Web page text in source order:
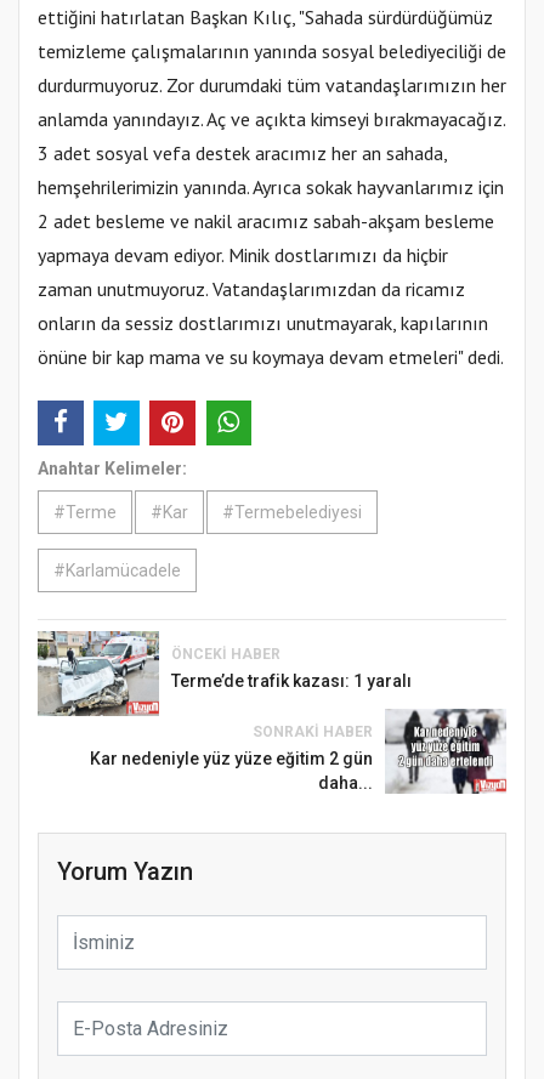
ettiğini hatırlatan Başkan Kılıç, "Sahada sürdürdüğümüz
temizleme çalışmalarının yanında sosyal belediyeciliği de
durdurmuyoruz. Zor durumdaki tüm vatandaşlarımızın her
anlamda yanındayız. Aç ve açıkta kimseyi bırakmayacağız.
3 adet sosyal vefa destek aracımız her an sahada,
hemşehrilerimizin yanında. Ayrıca sokak hayvanlarımız için
2 adet besleme ve nakil aracımız sabah-akşam besleme
yapmaya devam ediyor. Minik dostlarımızı da hiçbir
zaman unutmuyoruz. Vatandaşlarımızdan da ricamız
onların da sessiz dostlarımızı unutmayarak, kapılarının
önüne bir kap mama ve su koymaya devam etmeleri" dedi.
Anahtar Kelimeler:
#Terme #Kar #Termebelediyesi
#Karlamücadele
ÖNCEKI HABER
Terme’de trafik kazası: 1 yaralı
SONRAKI HABER
Kar nedeniyle yüz yüze eğitim 2 gün
daha...
Yorum Yazın